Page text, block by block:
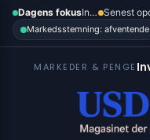
Spring
indhold
Dagens fokus Inflation, renter og dollar Senest
Markedsstemning: afventende
MARKEDER & PENGE